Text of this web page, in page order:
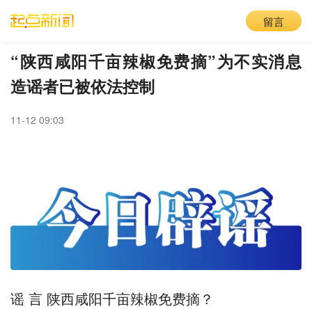
留言
“陕西咸阳千亩辣椒免费摘”为不实消息
造谣者已被依法控制
11-12 09:03
谣 言 陕西咸阳千亩辣椒免费摘？